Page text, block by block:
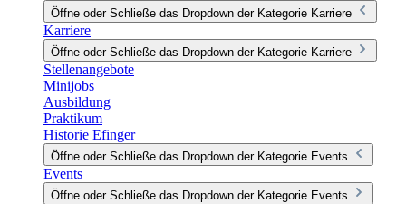
Öffne oder Schließe das Dropdown der Kategorie Karriere
Karriere
Öffne oder Schließe das Dropdown der Kategorie Karriere
Stellenangebote
Minijobs
Ausbildung
Praktikum
Historie Efinger
Öffne oder Schließe das Dropdown der Kategorie Events
Events
Öffne oder Schließe das Dropdown der Kategorie Events